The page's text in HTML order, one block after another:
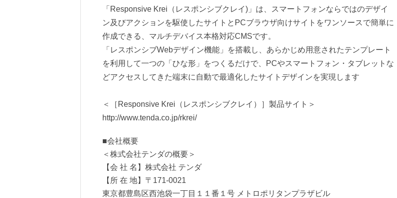
「Responsive Krei（レスポンシブクレイ)」は、スマートフォンならではのデザイ
ン及びアクションを駆使したサイトとPCブラウザ向けサイトをワンソースで簡単に
作成できる、マルチデバイス本格対応CMSです。
「レスポンシブWebデザイン機能」を搭載し、あらかじめ用意されたテンプレート
を利用して一つの「ひな形」をつくるだけで、PCやスマートフォン・タブレットな
どアクセスしてきた端末に自動で最適化したサイトデザインを実現します
＜［Responsive Krei（レスポンシブクレイ）］製品サイト＞
http://www.tenda.co.jp/rkrei/
■会社概要
＜株式会社テンダの概要＞
【会 社 名】株式会社 テンダ
【所 在 地】〒171-0021
東京都豊島区西池袋一丁目１１番１号 メトロポリタンプラザビル